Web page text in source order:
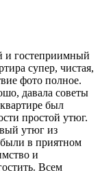
и гостеприимный
супер, чистая,
фото полное.
давала советы
был
простой утюг.
утюг из
в приятном
и
Всем